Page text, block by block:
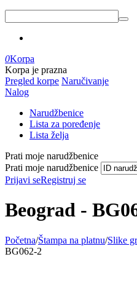
0Korpa
Korpa je prazna
Pregled korpe Naručivanje
Nalog
Narudžbenice
Lista za poređenje
Lista želja
Prati moje narudžbenice
Prati moje narudžbenice
Prijavi seRegistruj se
Beograd -
Početna/Štampa na platnu/Slike
BG062-2